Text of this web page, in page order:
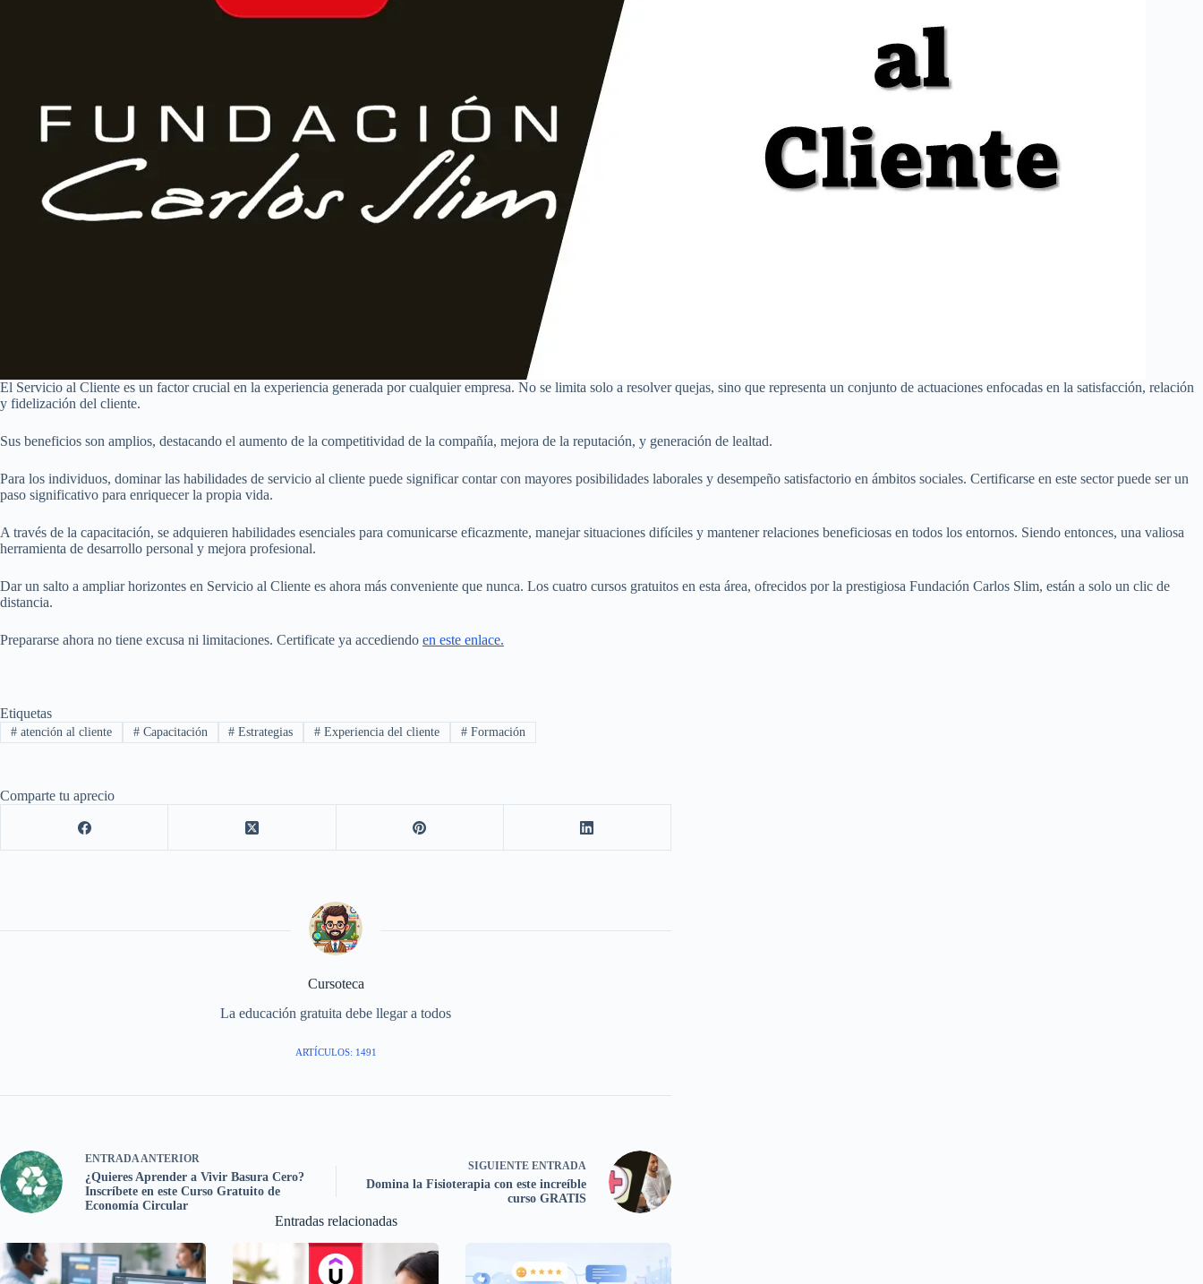
El Servicio al Cliente es un factor crucial en la experiencia generada por cualquier empresa. No se limita solo a resolver quejas, sino que representa un conjunto de actuaciones enfocadas en la satisfacción, relación
y fidelización del cliente.
Sus beneficios son amplios, destacando el aumento de la competitividad de la compañía, mejora de la reputación, y generación de lealtad.
Para los individuos, dominar las habilidades de servicio al cliente puede significar contar con mayores posibilidades laborales y desempeño satisfactorio en ámbitos sociales. Certificarse en este sector puede ser un
paso significativo para enriquecer la propia vida.
A través de la capacitación, se adquieren habilidades esenciales para comunicarse eficazmente, manejar situaciones difíciles y mantener relaciones beneficiosas en todos los entornos. Siendo entonces, una valiosa
herramienta de desarrollo personal y mejora profesional.
Dar un salto a ampliar horizontes en Servicio al Cliente es ahora más conveniente que nunca. Los cuatro cursos gratuitos en esta área, ofrecidos por la prestigiosa Fundación Carlos Slim, están a solo un clic de
distancia.
Prepararse ahora no tiene excusa ni limitaciones. Certificate ya accediendo en este enlace.
Etiquetas
#atención al cliente #Capacitación # Estrategias # Experiencia del cliente # Formación
Comparte tu aprecio
Cursoteca
La educación gratuita debe llegar a todos
ARTÍCULOS: 1491
ENTRADAANTERIOR
¿Quieres Aprender a Vivir Basura Cero?
Inscríbete en este Curso Gratuito de
Economía Circular
SIGUIENTE ENTRADA
Domina la Fisioterapia con este increíble
curso GRATIS
Entradas relacionadas